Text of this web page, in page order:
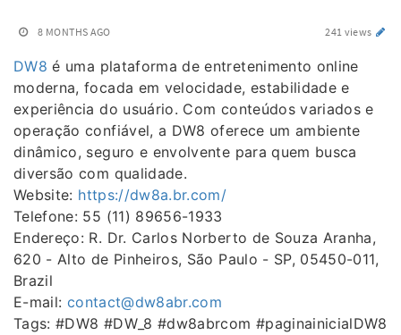
8 MONTHS AGO 241 views
DW8 é uma plataforma de entretenimento online
moderna, focada em velocidade, estabilidade e
experiência do usuário. Com conteúdos variados e
operação confiável, a DW8 oferece um ambiente
dinâmico, seguro e envolvente para quem busca
diversão com qualidade.
Website: https://dw8a.br.com/
Telefone: 55 (11) 89656-1933
Endereço: R. Dr. Carlos Norberto de Souza Aranha,
620 - Alto de Pinheiros, São Paulo - SP, 05450-011,
Brazil
E-mail: contact@dw8abr.com
Tags: #DW8 #DW_8 #dw8abrcom #paginainicialDW8